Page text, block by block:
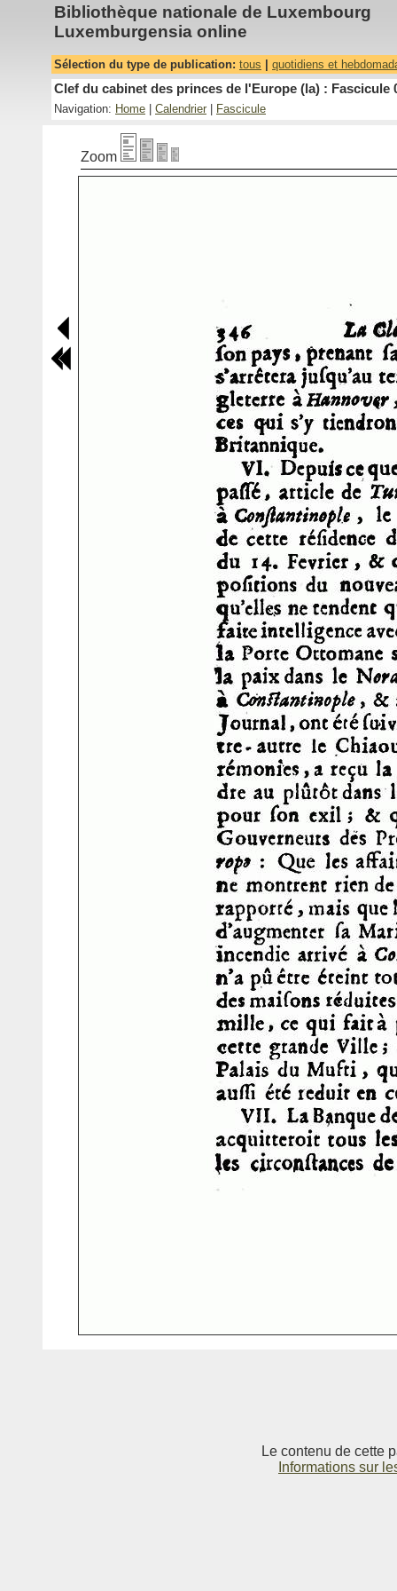
Bibliothèque nationale de Luxembourg
Luxemburgensia online
Sélection du type de publication: tous quotidiens et
Clef du cabinet des princes de l'Europe (la) : Fascicule
Navigation: Home Calendrier Fascicule
Zoom
Le contenu de cette
Informations sur